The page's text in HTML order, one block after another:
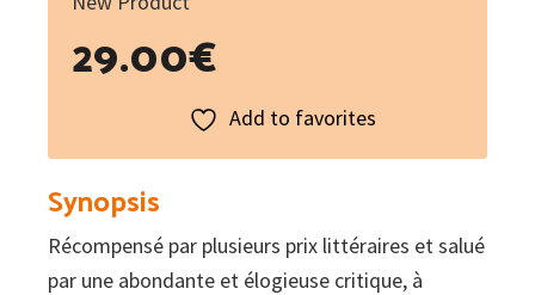
29.00€
Add to favorites
Synopsis
Récompensé par plusieurs prix littéraires et salué
par une abondante et élogieuse critique, à